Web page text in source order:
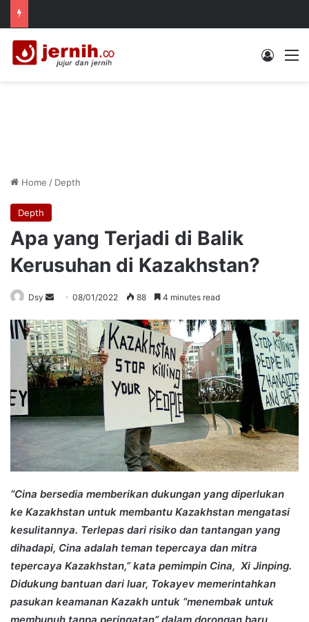
Log In
Home / Depth
Depth
Apa yang Terjadi di Balik
Kerusuhan di Kazakhstan?
Dsy
Send
email
08/01/2022 88 4 minutes read
“Cina bersedia memberikan dukungan yang diperlukan
ke Kazakhstan untuk membantu Kazakhstan mengatasi
kesulitannya. Terlepas dari risiko dan tantangan yang
dihadapi, Cina adalah teman tepercaya dan mitra
tepercaya Kazakhstan,” kata pemimpin Cina, Xi Jinping.
Didukung bantuan dari luar, Tokayev memerintahkan
pasukan keamanan Kazakh untuk “menembak untuk
membunuh tanpa peringatan” dalam dorongan baru